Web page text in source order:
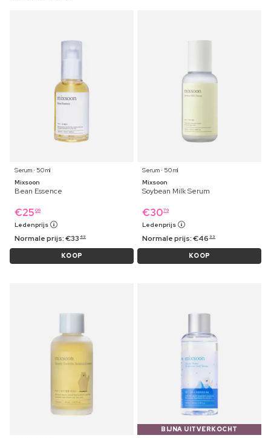
Serum ⋅ 50 ml
Mixsoon
Bean Essence
€25 09
Ledenprijs
Normale prijs:€33 49
KOOP
Serum ⋅ 50 ml
Mixsoon
Soybean Milk Serum
€3079
Ledenprijs
Normale prijs:€46 99
KOOP
BIJNA UITVERKOCHT